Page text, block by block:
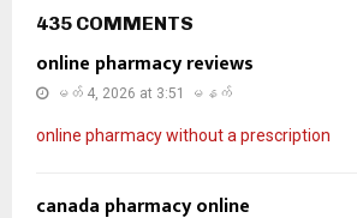
435 COMMENTS
online pharmacy reviews
မတ် 4, 2026 at 3:51 မနက်
online pharmacy without a prescription
canada pharmacy online